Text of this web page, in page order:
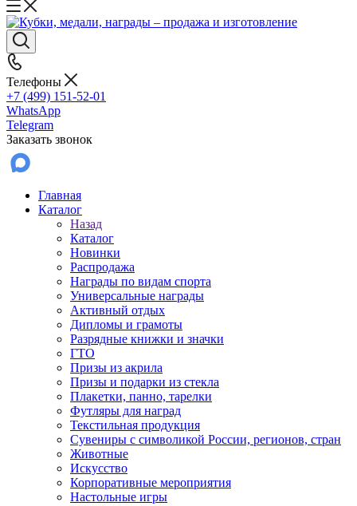
Телефоны
+7 (499) 151-52-01
WhatsApp
Telegram
Заказать звонок
Главная
Каталог
Назад
Каталог
Новинки
Распродажа
Награды по видам спорта
Универсальные награды
Активный отдых
Дипломы и грамоты
Разрядные книжки и значки
ГТО
Призы из акрила
Призы и подарки из стекла
Плакетки, панно, тарелки
Футляры для наград
Текстильная продукция
Сувениры с символикой России, регионов, стран
Животные
Искусство
Корпоративные мероприятия
Настольные игры